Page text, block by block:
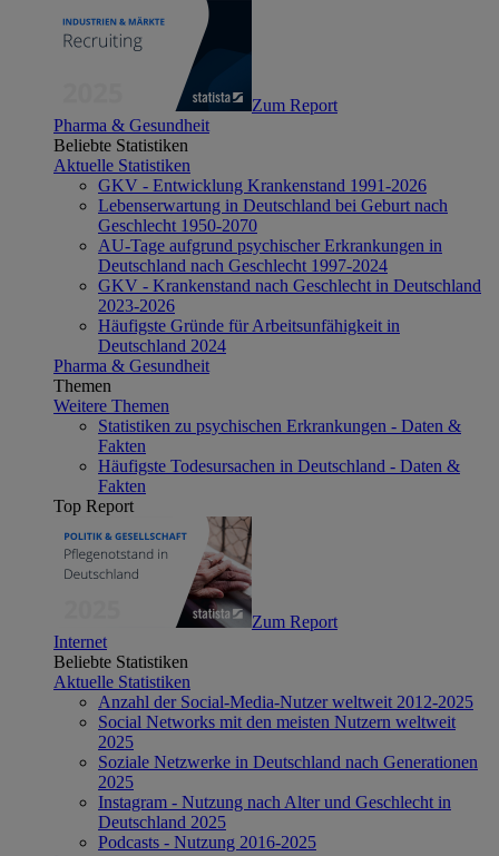
Zum Report
Pharma & Gesundheit
Beliebte Statistiken
Aktuelle Statistiken
GKV - Entwicklung Krankenstand 1991-2026
Lebenserwartung in Deutschland bei Geburt nach
Geschlecht 1950-2070
AU-Tage aufgrund psychischer Erkrankungen in
Deutschland nach Geschlecht 1997-2024
GKV - Krankenstand nach Geschlecht in Deutschland
2023-2026
Häufigste Gründe für Arbeitsunfähigkeit in
Deutschland 2024
Pharma & Gesundheit
Themen
Weitere Themen
Statistiken zu psychischen Erkrankungen - Daten &
Fakten
Häufigste Todesursachen in Deutschland - Daten &
Fakten
Top Report
Zum Report
Internet
Beliebte Statistiken
Aktuelle Statistiken
Anzahl der Social-Media-Nutzer weltweit 2012-2025
Social Networks mit den meisten Nutzern weltweit
2025
Soziale Netzwerke in Deutschland nach Generationen
2025
Instagram - Nutzung nach Alter und Geschlecht in
Deutschland 2025
Podcasts - Nutzung 2016-2025